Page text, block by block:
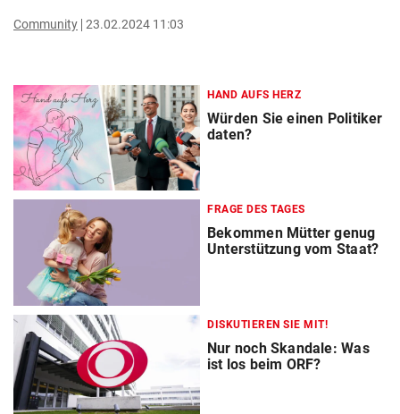
Community 23.02.2024 11:03
HAND AUFS HERZ
Würden Sie einen Politiker
daten?
FRAGE DES TAGES
Bekommen Mütter genug
Unterstützung vom Staat?
DISKUTIEREN SIE MIT!
Nur noch Skandale: Was
ist los beim ORF?